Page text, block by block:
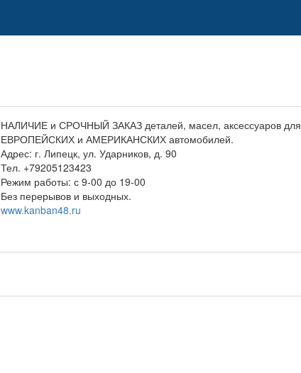
НАЛИЧИЕ и СРОЧНЫЙ ЗАКАЗ деталей, масел, аксессуаров для
ЕВРОПЕЙСКИХ и АМЕРИКАНСКИХ автомобилей.
Адрес: г. Липецк, ул. Ударников, д. 90
Тел. +79205123423
Режим работы: с 9-00 до 19-00
Без перерывов и выходных.
www.kanban48.ru